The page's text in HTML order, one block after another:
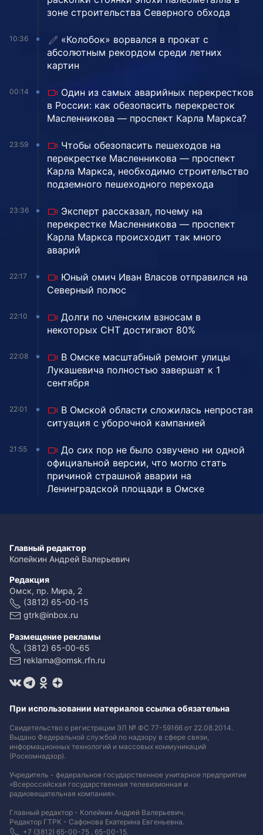
зоне строительства Северного обхода
10:36
«Колобок» ворвался в прокат с
абсолютным рекордом среди летних
картин
00:14
Один из самых аварийных перекрестков
в России: как обезопасить перекресток
Масленникова — проспект Карла Маркса?
23:59
Чтобы обезопасить пешеходов на
перекрестке Масленникова — проспект
Карла Маркса, необходимо строительство
подземного пешеходного перехода
23:36
Эксперт рассказал, почему на
перекрестке Масленникова — проспект
Карла Маркса происходит так много
аварий
22:17
Юный омич Иван Власов отправился на
Северный полюс
22:10
Долги по членским взносам в
некоторых СНТ достигают 80%
22:08
В Омске масштабный ремонт улицы
Лукашевича полностью завершат к 1
сентября
22:01
В Омской области сложилась непростая
ситуация с уборочной кампанией
21:55
До сих пор не было озвучено ни одной
официальной версии, что могло стать
причиной страшной аварии на
Ленинградской площади в Омске
Главный редактор
Копейкин Андрей Валерьевич
Редакция
Омск, пр. Мира, 2
(3812) 65-00-15
gtrk@inbox.ru
Размещение рекламы
(3812) 65-00-65
reklama@omsk.rfn.ru
При использовании материалов ссылка обязательна
Свидетельство о регистрации ЭЛ № ФС 77-59166 от 22.08.2014.
Выдано Федеральной службой по надзору в сфере связи,
информационных технологий и массовых коммуникаций
(Роскомнадзор).
Учредитель - федеральное государственное унитарное предприятие
«Всероссийская государственная телевизионная и
радиовещательная компания».
Главный редактор - Копейкин Андрей Валерьевич.
Редактор ГТРК - Сафонова Екатерина Евгеньевна.
+7 (3812) 65-00-75 , 65-00-15.